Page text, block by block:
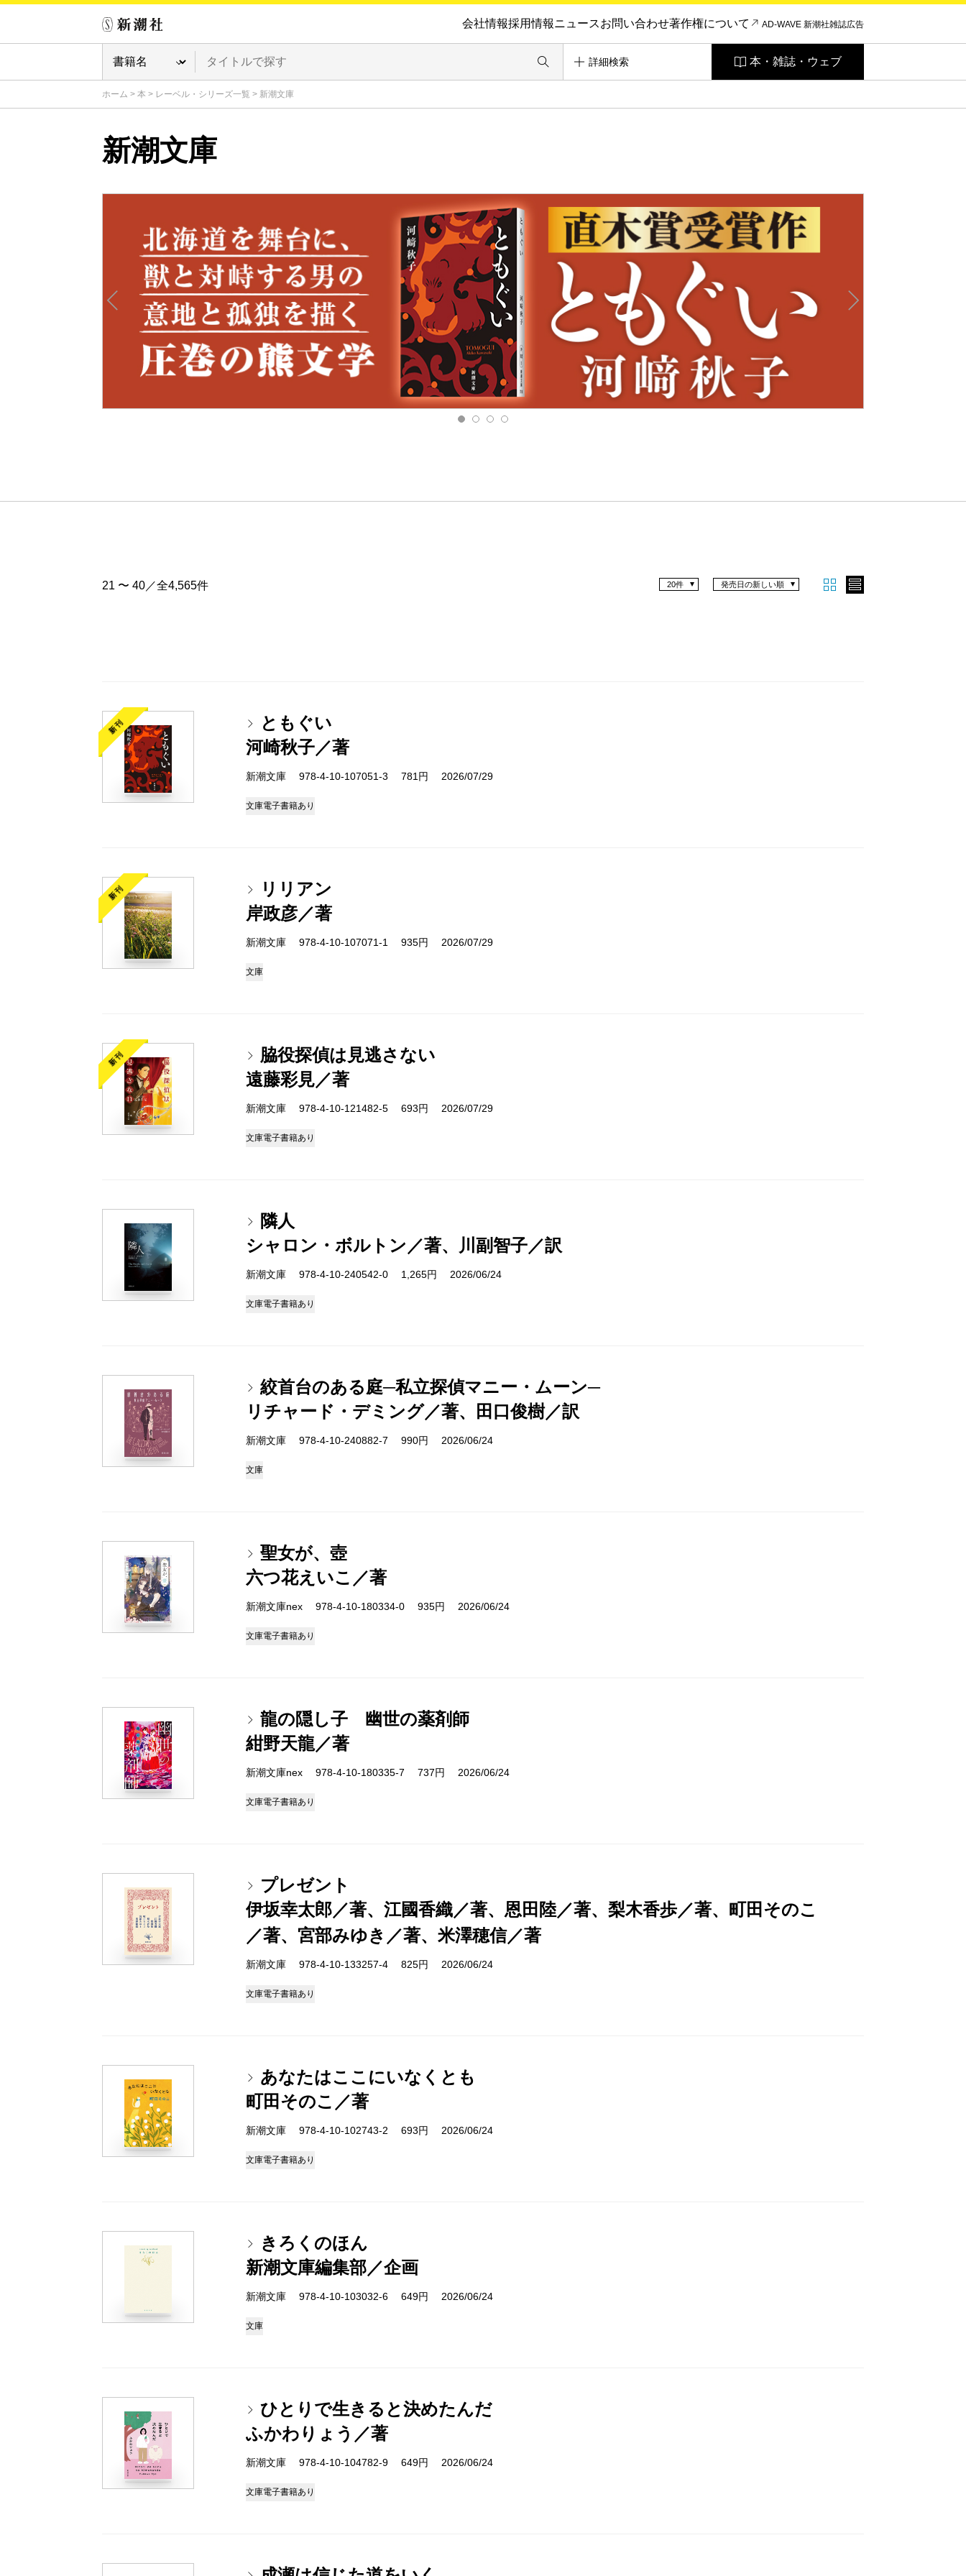
会社情報採用情報ニュースお問い合わせ著作権について AD-WAVE 新潮社雑誌広告
詳細検索 本・雑誌・ウェブ
ホーム > 本 > レーベル・シリーズ一覧 > 新潮文庫
新潮文庫
21 〜 40／全4,565件 発売日の新しい順
20件
新刊
ともぐい
河崎秋子／著
新潮文庫 978-4-10-107051-3 781円 2026/07/29
文庫電子書籍あり
新刊
リリアン
岸政彦／著
新潮文庫 978-4-10-107071-1 935円 2026/07/29
文庫
新刊
脇役探偵は見逃さない
遠藤彩見／著
新潮文庫 978-4-10-121482-5 693円 2026/07/29
文庫電子書籍あり
隣人
シャロン・ボルトン／著、川副智子／訳
新潮文庫 978-4-10-240542-0 1,265円 2026/06/24
文庫電子書籍あり
絞首台のある庭─私立探偵マニー・ムーン─
リチャード・デミング／著、田口俊樹／訳
新潮文庫 978-4-10-240882-7 990円 2026/06/24
文庫
聖女が、壺
六つ花えいこ／著
新潮文庫nex 978-4-10-180334-0 935円 2026/06/24
文庫電子書籍あり
龍の隠し子 幽世の薬剤師
紺野天龍／著
新潮文庫nex 978-4-10-180335-7 737円 2026/06/24
文庫電子書籍あり
プレゼント
伊坂幸太郎／著、江國香織／著、恩田陸／著、梨木香歩／著、町田そのこ
／著、宮部みゆき／著、米澤穂信／著
新潮文庫 978-4-10-133257-4 825円 2026/06/24
文庫電子書籍あり
あなたはここにいなくとも
町田そのこ／著
新潮文庫 978-4-10-102743-2 693円 2026/06/24
文庫電子書籍あり
きろくのほん
新潮文庫編集部／企画
新潮文庫 978-4-10-103032-6 649円 2026/06/24
文庫
ひとりで生きると決めたんだ
ふかわりょう／著
新潮文庫 978-4-10-104782-9 649円 2026/06/24
文庫電子書籍あり